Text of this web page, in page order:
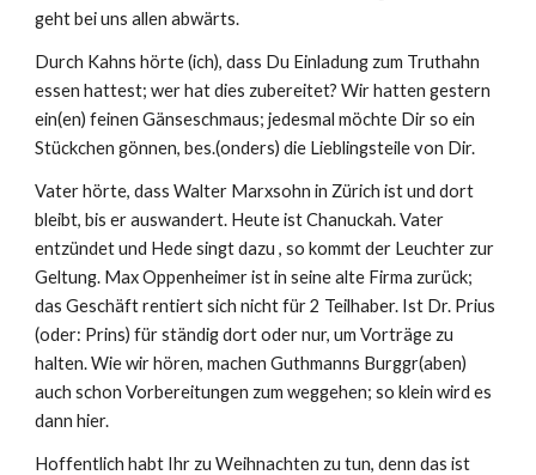
geht bei uns allen abwärts.
Durch Kahns hörte (ich), dass Du Einladung zum Truthahn
essen hattest; wer hat dies zubereitet? Wir hatten gestern
ein(en) feinen Gänseschmaus; jedesmal möchte Dir so ein
Stückchen gönnen, bes.(onders) die Lieblingsteile von Dir.
Vater hörte, dass Walter Marxsohn in Zürich ist und dort
bleibt, bis er auswandert. Heute ist Chanuckah. Vater
entzündet und Hede singt dazu , so kommt der Leuchter zur
Geltung. Max Oppenheimer ist in seine alte Firma zurück;
das Geschäft rentiert sich nicht für 2 Teilhaber. Ist Dr. Prius
(oder: Prins) für ständig dort oder nur, um Vorträge zu
halten. Wie wir hören, machen Guthmanns Burggr(aben)
auch schon Vorbereitungen zum weggehen; so klein wird es
dann hier.
Hoffentlich habt Ihr zu Weihnachten zu tun, denn das ist